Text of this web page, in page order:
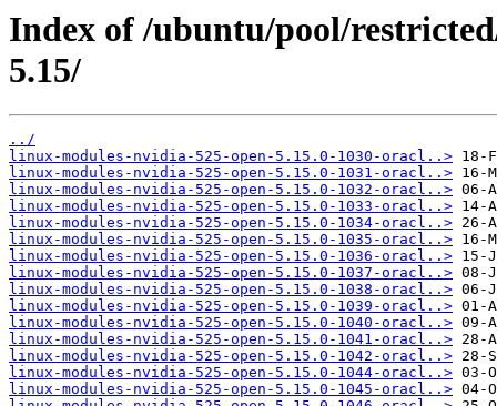
Index of /ubuntu/pool/
5.15/
../
linux-modules-nvidia-525-open-5.15.0-1030-oracl..>
linux-modules-nvidia-525-open-5.15.0-1031-oracl..>
linux-modules-nvidia-525-open-5.15.0-1032-oracl..>
linux-modules-nvidia-525-open-5.15.0-1033-oracl..>
linux-modules-nvidia-525-open-5.15.0-1034-oracl..>
linux-modules-nvidia-525-open-5.15.0-1035-oracl..>
linux-modules-nvidia-525-open-5.15.0-1036-oracl..>
linux-modules-nvidia-525-open-5.15.0-1037-oracl..>
linux-modules-nvidia-525-open-5.15.0-1038-oracl..>
linux-modules-nvidia-525-open-5.15.0-1039-oracl..>
linux-modules-nvidia-525-open-5.15.0-1040-oracl..>
linux-modules-nvidia-525-open-5.15.0-1041-oracl..>
linux-modules-nvidia-525-open-5.15.0-1042-oracl..>
linux-modules-nvidia-525-open-5.15.0-1044-oracl..>
linux-modules-nvidia-525-open-5.15.0-1045-oracl..>